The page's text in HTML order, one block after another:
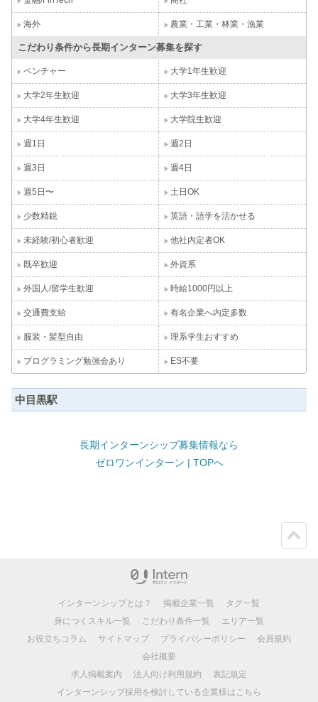
海外 農業・工業・林業・漁業
こだわり条件から長期インターン募集を探す
ベンチャー 大学1年生歓迎
大学2年生歓迎 大学3年生歓迎
大学4年生歓迎 大学院生歓迎
週1日 週2日
週3日 週4日
週5日〜 土日OK
少数精鋭 英語・語学を活かせる
未経験/初心者歓迎 他社内定者OK
既卒歓迎 外資系
外国人/留学生歓迎 時給1000円以上
交通費支給 有名企業へ内定多数
服装・髪型自由 理系学生おすすめ
プログラミング勉強会あり ES不要
中目黒駅
長期インターンシップ募集情報なら
ゼロワンインターン | TOPへ
インターンシップとは？ 掲載企業一覧
タグ一覧
身につくスキル一覧
こだわり条件一覧
エリア一覧
お役立ちコラム
サイトマップ プライバシーポリシー
会員規約
会社概要
求人掲載案内
法人向け利用規約
表記規定
インターンシップ採用を検討している企業様はこちら